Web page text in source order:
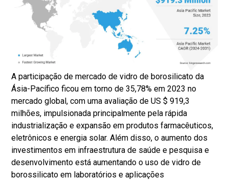
A participação de mercado de vidro de borosilicato da
Ásia-Pacífico ficou em torno de 35,78% em 2023 no
mercado global, com uma avaliação de US $ 919,3
milhões, impulsionada principalmente pela rápida
industrialização e expansão em produtos farmacêuticos,
eletrônicos e energia solar. Além disso, o aumento dos
investimentos em infraestrutura de saúde e pesquisa e
desenvolvimento está aumentando o uso de vidro de
borossilicato em laboratórios e aplicações